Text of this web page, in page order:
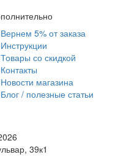
Вернем 5% от заказа
Инструкции
Товары со скидкой
Контакты
Новости магазина
Блог / полезные статьи
39к1